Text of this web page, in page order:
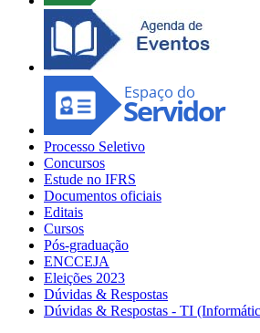
Processo Seletivo
Concursos
Estude no IFRS
Documentos oficiais
Editais
Cursos
Pós-graduação
ENCCEJA
Eleições 2023
Dúvidas & Respostas
Dúvidas & Respostas - TI